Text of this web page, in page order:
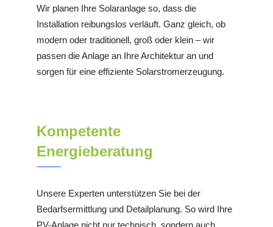
Wir planen Ihre Solaranlage so, dass die
Installation reibungslos verläuft. Ganz gleich, ob
modern oder traditionell, groß oder klein – wir
passen die Anlage an Ihre Architektur an und
sorgen für eine effiziente Solarstromerzeugung.
Kompetente
Energieberatung
Unsere Experten unterstützen Sie bei der
Bedarfsermittlung und Detailplanung. So wird Ihre